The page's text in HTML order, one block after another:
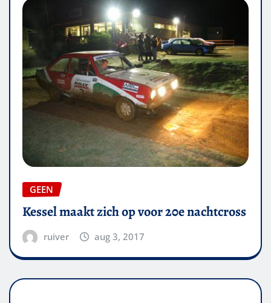
GEEN
Kessel maakt zich op voor 20e nachtcross
ruiver aug 3, 2017